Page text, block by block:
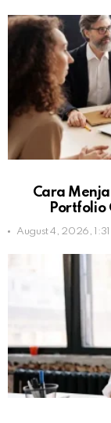
Cara
Portfolio
August 4, 2026,